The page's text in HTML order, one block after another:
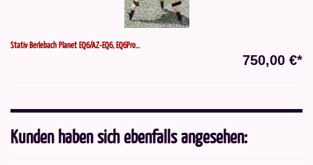
Stativ Berlebach Planet EQ6/AZ-EQ6, EQ6Pro...
750,00 €*
Kunden haben sich ebenfalls angesehen: